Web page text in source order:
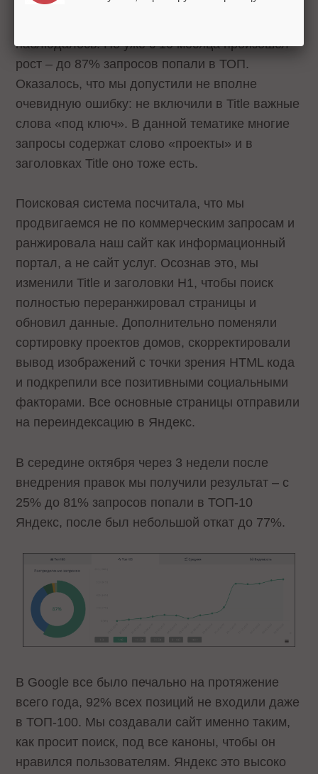
В течение первых 9 месяцев продвижения
наблюдалось. Но уже с 10 месяца произошел
рост – до 87% запросов попали в ТОП.
Оказалось, что мы допустили не вполне
очевидную ошибку: не включили в Title важные
слова «под ключ». В данной тематике многие
запросы содержат слово «проекты» и в
заголовках Title оно тоже есть.
Поисковая система посчитала, что мы
продвигаемся не по коммерческим запросам и
ранжировала наш сайт как информационный
портал, а не сайт услуг. Осознав это, мы
изменили Title и заголовки H1, чтобы поиск
полностью переранжировал страницы и
обновил данные. Дополнительно поменяли
сортировку проектов домов, скорректировали
вывод изображений с точки зрения HTML кода
и подкрепили все позитивными социальными
факторами. Все основные страницы отправили
на переиндексацию в Яндекс.
В середине октября через 3 недели после
внедрения правок мы получили результат – с
25% до 81% запросов попали в ТОП-10
Яндекс, после был небольшой откат до 77%.
В Google все было печально на протяжение
всего года, 92% всех позиций не входили даже
в ТОП-100. Мы создавали сайт именно таким,
как просит поиск, под все каноны, чтобы он
нравился пользователям. Яндекс это высоко